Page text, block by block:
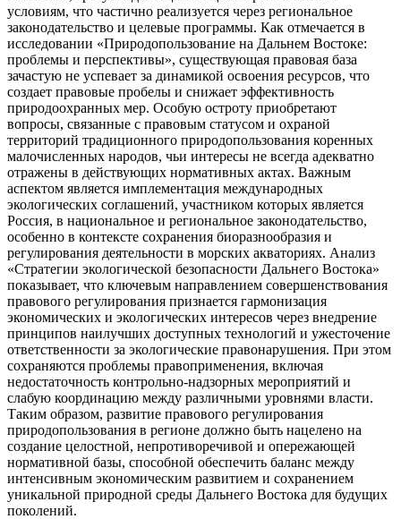
условиям, что частично реализуется через региональное
законодательство и целевые программы. Как отмечается в
исследовании «Природопользование на Дальнем Востоке:
проблемы и перспективы», существующая правовая база
зачастую не успевает за динамикой освоения ресурсов, что
создает правовые пробелы и снижает эффективность
природоохранных мер. Особую остроту приобретают
вопросы, связанные с правовым статусом и охраной
территорий традиционного природопользования коренных
малочисленных народов, чьи интересы не всегда адекватно
отражены в действующих нормативных актах. Важным
аспектом является имплементация международных
экологических соглашений, участником которых является
Россия, в национальное и региональное законодательство,
особенно в контексте сохранения биоразнообразия и
регулирования деятельности в морских акваториях. Анализ
«Стратегии экологической безопасности Дальнего Востока»
показывает, что ключевым направлением совершенствования
правового регулирования признается гармонизация
экономических и экологических интересов через внедрение
принципов наилучших доступных технологий и ужесточение
ответственности за экологические правонарушения. При этом
сохраняются проблемы правоприменения, включая
недостаточность контрольно-надзорных мероприятий и
слабую координацию между различными уровнями власти.
Таким образом, развитие правового регулирования
природопользования в регионе должно быть нацелено на
создание целостной, непротиворечивой и опережающей
нормативной базы, способной обеспечить баланс между
интенсивным экономическим развитием и сохранением
уникальной природной среды Дальнего Востока для будущих
поколений.